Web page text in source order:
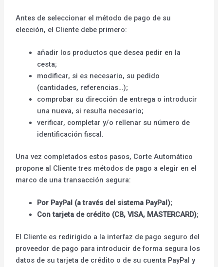
Antes de seleccionar el método de pago de su
elección, el Cliente debe primero:
añadir los productos que desea pedir en la
cesta;
modificar, si es necesario, su pedido
(cantidades, referencias…);
comprobar su dirección de entrega o introducir
una nueva, si resulta necesario;
verificar, completar y/o rellenar su número de
identificación fiscal.
Una vez completados estos pasos, Corte Automático
propone al Cliente tres métodos de pago a elegir en el
marco de una transacción segura:
Por PayPal (a través del sistema PayPal);
Con tarjeta de crédito (CB, VISA, MASTERCARD);
El Cliente es redirigido a la interfaz de pago seguro del
proveedor de pago para introducir de forma segura los
datos de su tarjeta de crédito o de su cuenta PayPal y